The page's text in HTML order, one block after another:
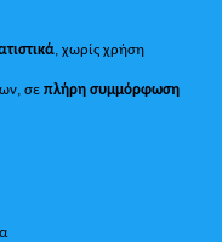
, χωρίς χρήση
σεπλήρη συμμόρφωση